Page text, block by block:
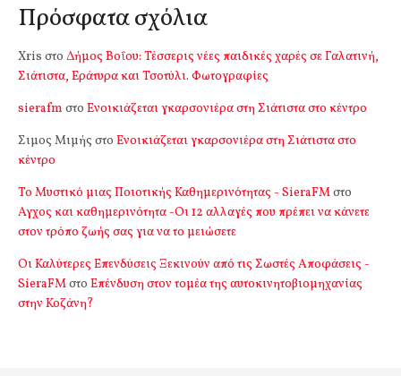
Πρόσφατα σχόλια
Xris στο Δήμος Βοΐου: Τέσσερις νέες παιδικές χαρές σε Γαλατινή,
Σιάτιστα, Εράτυρα και Τσοτύλι. Φωτογραφίες
sierafm στο Ενοικιάζεται γκαρσονιέρα στη Σιάτιστα στο κέντρο
Σιμος Μιμής στο Ενοικιάζεται γκαρσονιέρα στη Σιάτιστα στο
κέντρο
Το Μυστικό μιας Ποιοτικής Καθημερινότητας - SieraFMστο
Αγχος και καθημερινότητα -Οι 12 αλλαγές που πρέπει να κάνετε
στον τρόπο ζωής σας για να το μειώσετε
Οι Καλύτερες Επενδύσεις Ξεκινούν από τις Σωστές Αποφάσεις -
SieraFMστο Επένδυση στον τομέα της αυτοκινητοβιομηχανίας
στην Κοζάνη?